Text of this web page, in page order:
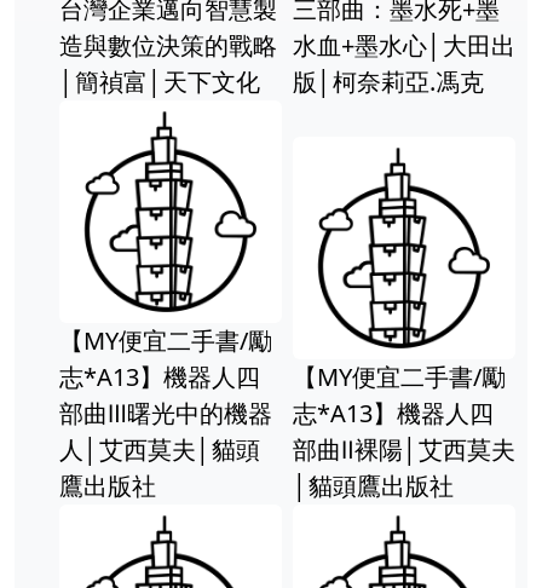
台灣企業邁向智慧製
造與數位決策的戰略
│簡禎富│天下文化
三部曲：墨水死+墨
水血+墨水心│大田出
版│柯奈莉亞.馮克
【MY便宜二手書/勵
志*A13】機器人四
部曲Ⅲ曙光中的機器
人│艾西莫夫│貓頭
鷹出版社
【MY便宜二手書/勵
志*A13】機器人四
部曲Ⅱ裸陽│艾西莫夫
│貓頭鷹出版社